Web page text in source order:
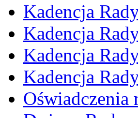
Kadencja
Kadencja
Kadencja
Kadencja
Oświadczenia